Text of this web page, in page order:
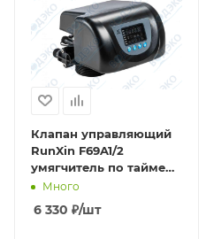
Клапан управляющий
RunXin F69A1/2
умягчитель по таймеру
2 м3/ч (противоток)
Много
6 330 ₽/шт